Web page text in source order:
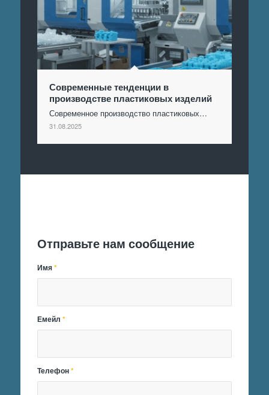
Современные тенденции в
производстве пластиковых изделий
Современное производство пластиковых…
31.08.2025
Отправьте нам сообщение
Имя*
Емейл*
Телефон*